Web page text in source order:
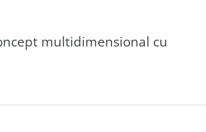
multidimensional cu